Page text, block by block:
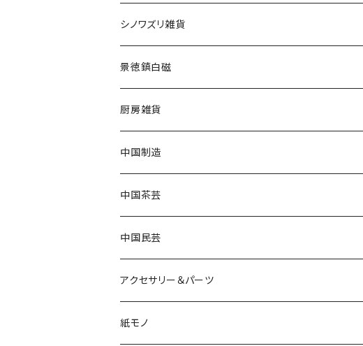
シノワズリ雑貨
景徳鎮白磁
厨房雑貨
中国制造
中国茶芸
中国民芸
アクセサリー＆パーツ
紙モノ